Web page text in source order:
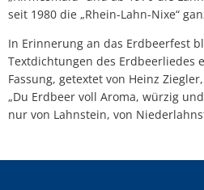
seit 1980 die „Rhein-Lahn-Nixe“
In Erinnerung an das Erdbeerfest
Textdichtungen des Erdbeerliedes
Fassung, getextet von Heinz
„Du Erdbeer voll Aroma, würzig
nur von Lahnstein, von